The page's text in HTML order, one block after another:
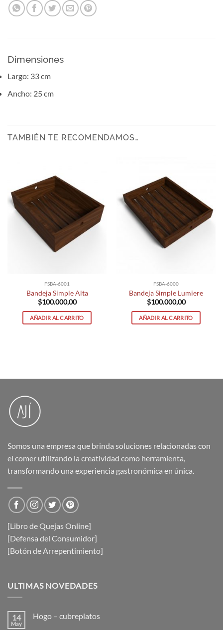
Dimensiones
Largo: 33 cm
Ancho: 25 cm
TAMBIÉN TE RECOMENDAMOS…
FSBA-6001
Bandeja Simple Alta
$100.000,00
AÑADIR AL CARRITO
FSBA-6000
Bandeja Simple Lumiere
$100.000,00
AÑADIR AL CARRITO
Somos una empresa que brinda soluciones relacionadas con
el comer utilizando la creatividad como herramienta,
transformando una experiencia gastronómica en única.
[Libro de Quejas Online]
[Defensa del Consumidor]
[Botón de Arrepentimiento]
ULTIMAS NOVEDADES
14
May
Hogo – cubreplatos